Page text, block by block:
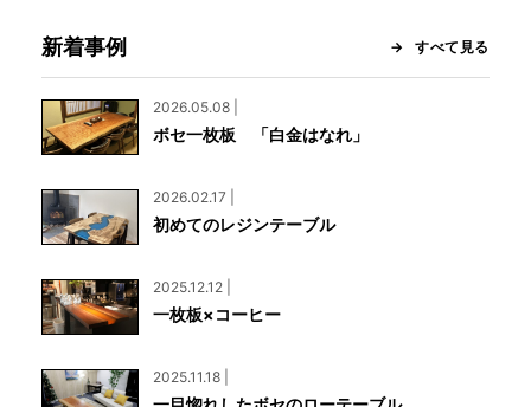
新着事例 すべて見る
2026.05.08 |
ボセ一枚板 「白金はなれ」
2026.02.17 |
初めてのレジンテーブル
2025.12.12 |
一枚板×コーヒー
2025.11.18 |